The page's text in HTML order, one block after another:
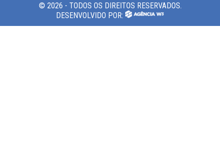
© 2026 - TODOS OS DIREITOS RESERVADOS.
DESENVOLVIDO POR: